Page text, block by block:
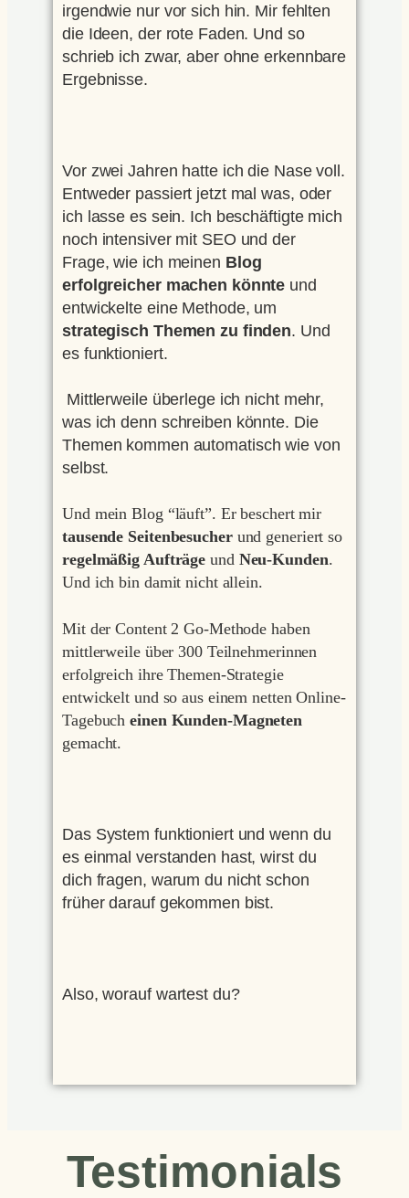
irgendwie nur vor sich hin. Mir fehlten
die Ideen, der rote Faden. Und so
schrieb ich zwar, aber ohne erkennbare
Ergebnisse.
Vor zwei Jahren hatte ich die Nase voll.
Entweder passiert jetzt mal was, oder
ich lasse es sein. Ich beschäftigte mich
noch intensiver mit SEO und der
Frage, wie ich meinen Blog
erfolgreicher machen könnte und
entwickelte eine Methode, um
strategisch Themen zu finden. Und
es funktioniert.
Mittlerweile überlege ich nicht mehr,
was ich denn schreiben könnte. Die
Themen kommen automatisch wie von
selbst.
Und mein Blog “läuft”. Er beschert mir
tausende Seitenbesucherund generiert so
regelmäßig Aufträge und Neu-Kunden.
Und ich bin damit nicht allein.
Mit der Content 2 Go-Methode haben
mittlerweile über 300 Teilnehmerinnen
erfolgreich ihre Themen-Strategie
entwickelt und so aus einem netten Online-
Tagebucheinen Kunden-Magneten
gemacht.
Das System funktioniert und wenn du
es einmal verstanden hast, wirst du
dich fragen, warum du nicht schon
früher darauf gekommen bist.
Also, worauf wartest du?
Testimonials